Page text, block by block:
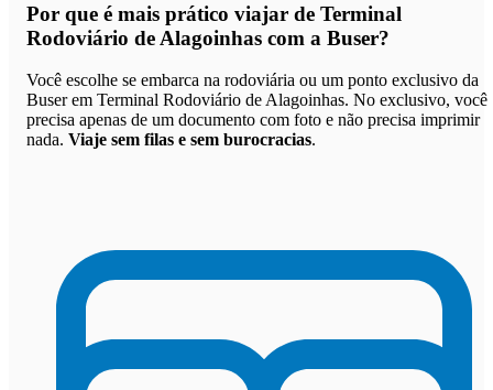
Por que é mais prático viajar de Terminal
Rodoviário de Alagoinhas com a Buser?
Você escolhe se embarca na rodoviária ou um ponto exclusivo da
Buser em Terminal Rodoviário de Alagoinhas. No exclusivo, você
precisa apenas de um documento com foto e não precisa imprimir
nada. Viaje sem filas e sem burocracias.